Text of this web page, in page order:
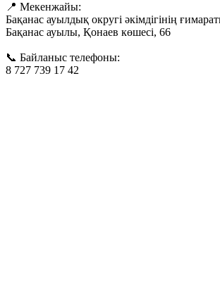
📍 Мекенжайы:
Бақанас ауылдық округі әкімдігінің
Бақанас ауылы, Қонаев көшесі, 66
📞 Байланыс телефоны:
8 727 739 17 42